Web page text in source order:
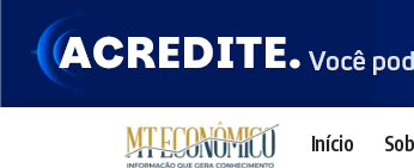
Início